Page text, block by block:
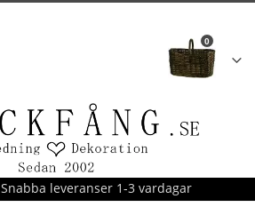
0
Snabba leveranser 1-3 vardagar